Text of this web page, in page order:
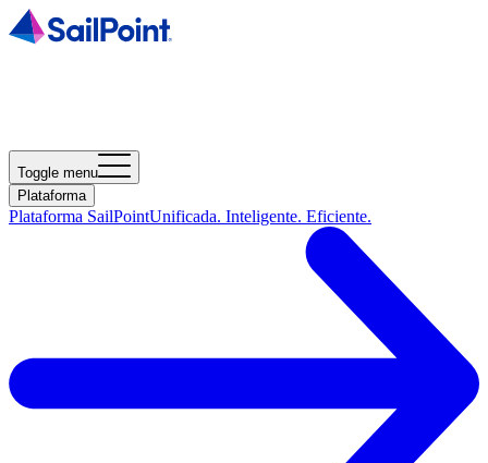
Toggle menu
Plataforma
Plataforma SailPointUnificada. Inteligente. Eficiente.